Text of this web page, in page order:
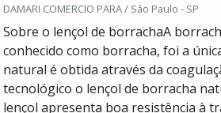
DAMARI COMERCIO PARA / São Paulo - SP
Sobre o lençol de borrachaA
conhecido como borracha, foi a
natural é obtida através da
tecnológico o lençol de borracha
lençol apresenta boa resistência à